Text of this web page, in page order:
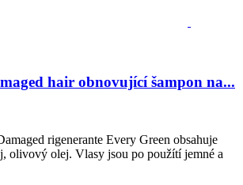
hair obnovující šampon na...
rigenerante Every Green obsahuje
olivový olej. Vlasy jsou po použítí jemné a